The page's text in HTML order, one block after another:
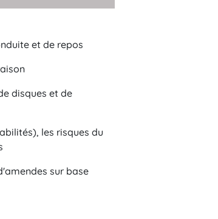
et de repos
disques et de
les risques du
sur base